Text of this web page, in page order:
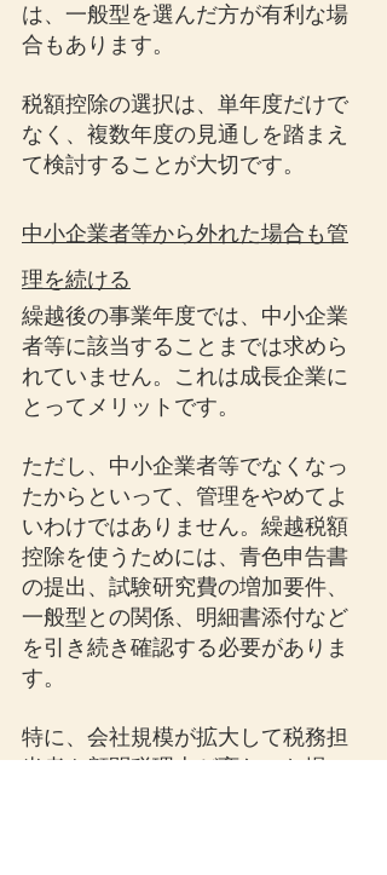
は、一般型を選んだ方が有利な場
合もあります。
税額控除の選択は、単年度だけで
なく、複数年度の見通しを踏まえ
て検討することが大切です。
中小企業者等から外れた場合も管
理を続ける
繰越後の事業年度では、中小企業
者等に該当することまでは求めら
れていません。これは成長企業に
とってメリットです。
ただし、中小企業者等でなくなっ
たからといって、管理をやめてよ
いわけではありません。繰越税額
控除を使うためには、青色申告書
の提出、試験研究費の増加要件、
一般型との関係、明細書添付など
を引き続き確認する必要がありま
す。
特に、会社規模が拡大して税務担
当者や顧問税理士が変わった場